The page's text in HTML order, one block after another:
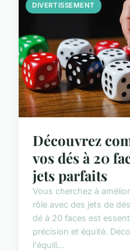
DIVERTISSEMENT
Découvrez
vos dés à 20
jets parfaits
Vous cherchez à
rôle avec des jets de
dé à 20 faces est
précision et équité.
l'équili...